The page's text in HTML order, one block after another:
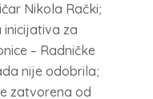
Nikola Rački;
inicijativa za
– Radničke
nije odobrila;
zatvorena od